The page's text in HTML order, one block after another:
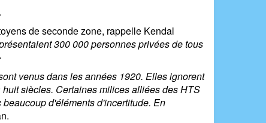
de seconde zone, rappelle Kendal
300000 personnes privées de tous
venus dans les années 1920. Elles ignorent
siècles. Certaines milices alliées des HTS
d'éléments d'incertitude. En